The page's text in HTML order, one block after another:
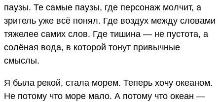
паузы. Те самые паузы, где персонаж молчит, а
зритель уже всё понял. Где воздух между словами
тяжелее самих слов. Где тишина — не пустота, а
солёная вода, в которой тонут привычные
смыслы.
Я была рекой, стала морем. Теперь хочу океаном.
Не потому что море мало. А потому что океан —